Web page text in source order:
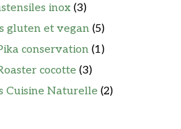
inox (3)
gluten et vegan (5)
conservation (1)
cocotte (3)
Cuisine Naturelle (2)